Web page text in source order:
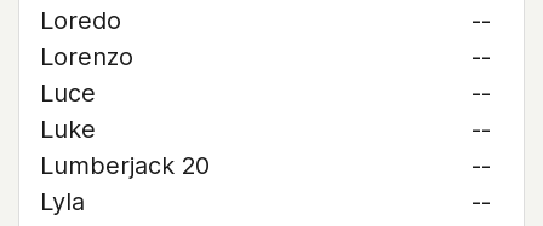
Loredo
--
Lorenzo
--
Luce
--
Luke
--
Lumberjack 20
--
Lyla
--